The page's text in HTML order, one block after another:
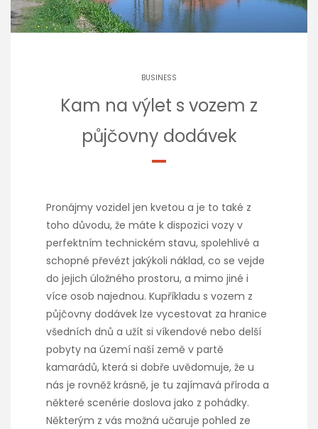
BUSINESS
Kam na výlet s vozem z
půjčovny dodávek
Pronájmy vozidel jen kvetou a je to také z
toho důvodu, že máte k dispozici vozy v
perfektním technickém stavu, spolehlivé a
schopné převézt jakýkoli náklad, co se vejde
do jejich úložného prostoru, a mimo jiné i
více osob najednou. Kupříkladu s vozem z
půjčovny dodávek lze vycestovat za hranice
všedních dnů a užít si víkendové nebo delší
pobyty na území naší země v partě
kamarádů, která si dobře uvědomuje, že u
nás je rovněž krásně, je tu zajímavá příroda a
některé scenérie doslova jako z pohádky.
Některým z vás možná učaruje pohled ze